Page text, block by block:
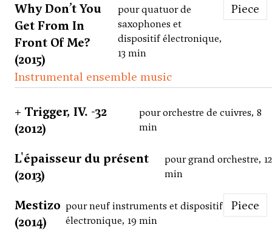
Why Don’t You
Get From In
Front Of Me?
(2015)
pour quatuor de
saxophones et
dispositif électronique,
13 min
Piece
Instrumental ensemble music
+ Trigger, IV. -32
(2012)
pour orchestre de cuivres, 8
min
L'épaisseur du présent
(2013)
pour grand orchestre, 12
min
Mestizo
(2014)
pour neuf instruments et dispositif
électronique, 19 min
Piece